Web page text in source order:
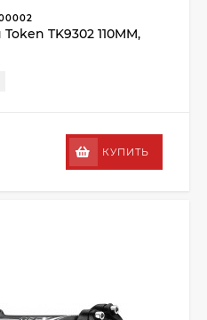
TK9302 110MM,
КУПИТЬ